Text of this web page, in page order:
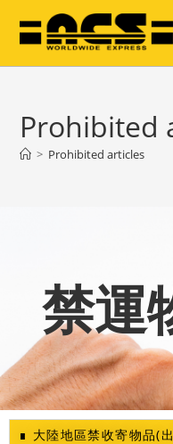
Prohibited
> Prohibited articles
禁運
∎ 大陸地區禁收寄物品(